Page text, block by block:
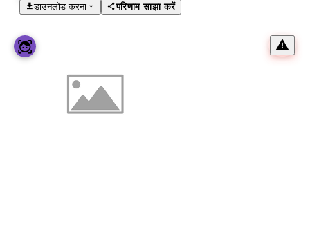
डाउनलोड करना
परिणाम साझा करें